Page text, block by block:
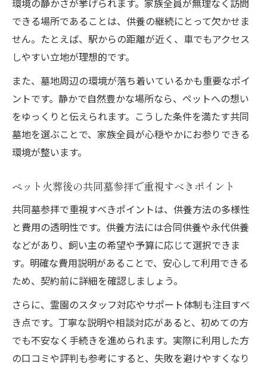
環境の静かさが挙げられます。家族全員が無理なく訪問
できる場所であることは、供養の継続にとって欠かせま
せん。たとえば、駅からの距離が近く、車でもアクセス
しやすい立地が理想的です。
また、墓地周辺の環境が落ち着いているかも重要なポイ
ントです。静かで自然豊かな場所なら、ペットへの想い
をゆっくりと伝えられます。こうした条件を満たす共同
墓地を選ぶことで、家族全員が心穏やかにお参りできる
環境が整います。
ペット火葬後の共同墓参拝で重視すべきポイント
共同墓参拝で重視すべきポイントは、供養方法の多様性
と費用の透明性です。供養方法には合同供養や永代供養
などがあり、飼い主の希望や予算に応じて選択できま
す。明確な費用説明があることで、安心して利用できる
ため、契約前に詳細を確認しましょう。
さらに、霊園のスタッフ対応やサポート体制も注目すべ
き点です。丁寧な説明や相談対応があると、初めての方
でも不安なく手続きを進められます。実際に利用した方
の口コミや評判も参考にすると、失敗を避けやすくなり